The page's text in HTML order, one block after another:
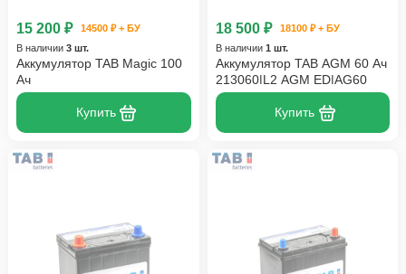
15 200 ₽
14500 ₽ + БУ
В наличии 3 шт.
Аккумулятор TAB Magic 100
Ач
Купить
18 500 ₽
18100 ₽ + БУ
В наличии 1 шт.
Аккумулятор TAB AGM 60 Ач
213060|L2 AGM ED|AG60
Купить